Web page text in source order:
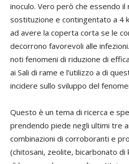
inoculo. Vero però che essendo il
sostituzione e contingentato a 4
ad avere la coperta corta se le
decorrono favorevoli alle
noti fenomeni di riduzione di
ai Sali di rame e l’utilizzo a di
incidere sullo sviluppo del
Questo è un tema di ricerca e
prendendo piede negli ultimi tre
combinazioni di corroboranti e
(chitosani, zeolite, bicarbonato di